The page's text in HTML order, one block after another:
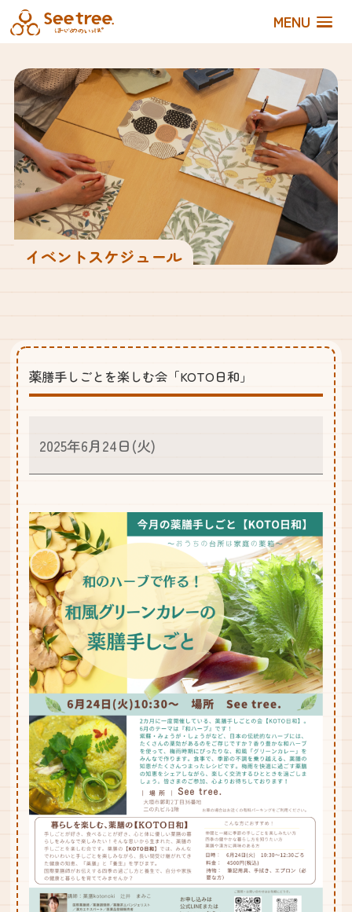
MENU
イベントスケジュール
薬膳手しごとを楽しむ会「KOTO日和」
2025年6月24日(火)